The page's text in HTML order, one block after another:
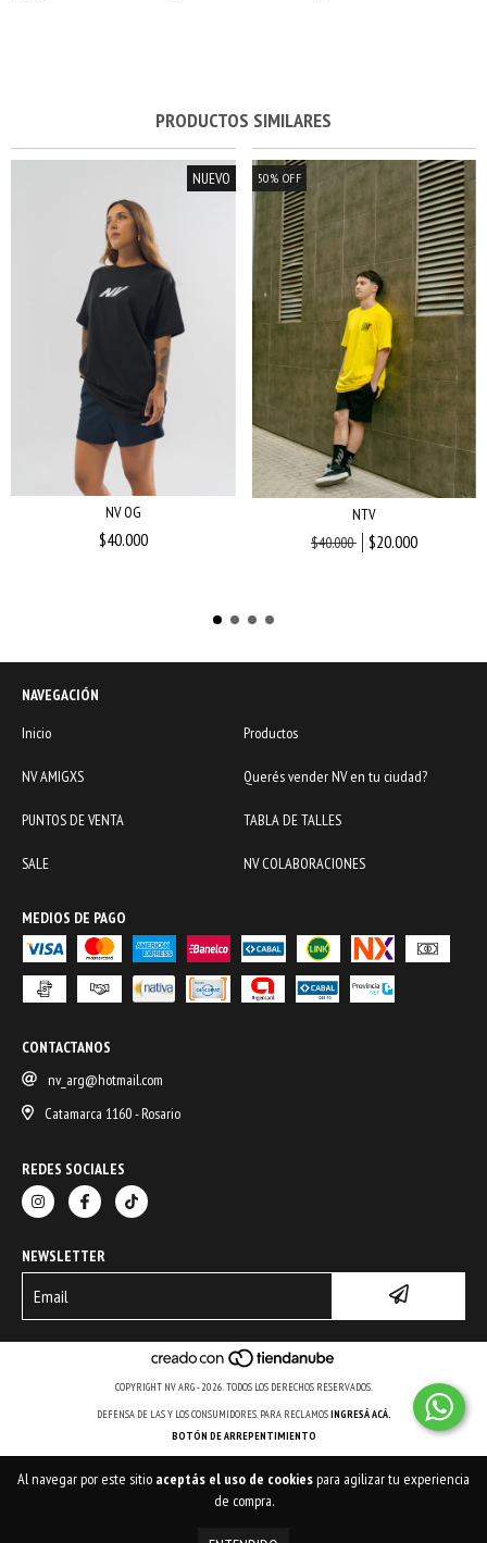
Al navegar por este sitio aceptás el uso de cookiespara agilizar tu experiencia
de compra.
PRODUCTOS SIMILARES
NUEVO
NV OG
$40.000
50% OFF
NTV
$40.000
$20.000
NAVEGACIÓN
Inicio
Productos
NV AMIGXS Querés vender NV en tu ciudad?
PUNTOS DE VENTA TABLA DE TALLES
SALE NV COLABORACIONES
MEDIOS DE PAGO
CONTACTANOS
nv_arg@hotmail.com
Catamarca 1160 - Rosario
REDES SOCIALES
NEWSLETTER
COPYRIGHT NV ARG - 2026. TODOS LOS DERECHOS RESERVADOS.
DEFENSA DE LAS Y LOS CONSUMIDORES. PARA RECLAMOSINGRESÁ ACÁ.
BOTÓN DE ARREPENTIMIENTO